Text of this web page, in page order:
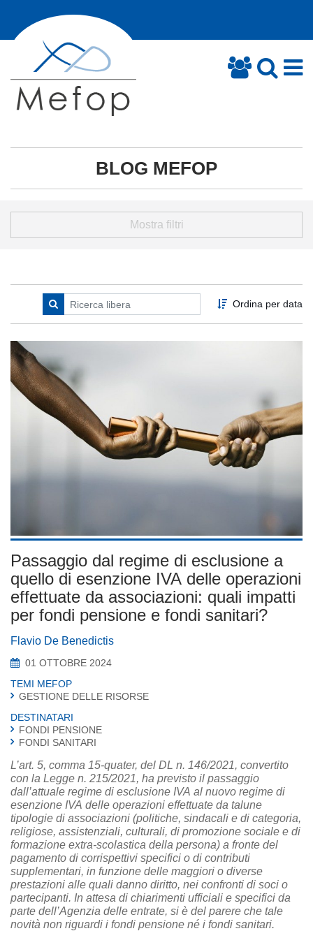
BLOG MEFOP
Mostra filtri
Ordina per data
Passaggio dal regime di esclusione a
quello di esenzione IVA delle operazioni
effettuate da associazioni: quali impatti
per fondi pensione e fondi sanitari?
Flavio De Benedictis
01 OTTOBRE 2024
TEMI MEFOP
GESTIONE DELLE RISORSE
DESTINATARI
FONDI PENSIONE
FONDI SANITARI
L’art. 5, comma 15-quater, del DL n. 146/2021, convertito
con la Legge n. 215/2021, ha previsto il passaggio
dall’attuale regime di esclusione IVA al nuovo regime di
esenzione IVA delle operazioni effettuate da talune
tipologie di associazioni (politiche, sindacali e di categoria,
religiose, assistenziali, culturali, di promozione sociale e di
formazione extra-scolastica della persona) a fronte del
pagamento di corrispettivi specifici o di contributi
supplementari, in funzione delle maggiori o diverse
prestazioni alle quali danno diritto, nei confronti di soci o
partecipanti. In attesa di chiarimenti ufficiali e specifici da
parte dell’Agenzia delle entrate, si è del parere che tale
novità non riguardi i fondi pensione né i fondi sanitari.